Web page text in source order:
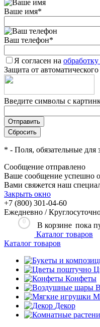
Ваше имя*
Ваш телефон*
Я согласен на
Защита от
Введите символы с
* - Поля, обязательные для
Сообщение отправлено
Ваше сообщение успешно
Вами свяжется наш
Закрыть окно
+7 (800) 301-04-60
Ежедневно /
0 В корзине пока
Каталог товаров
Каталог товаров
Конфеты
Декор